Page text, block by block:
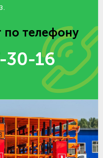
по телефону
30-16